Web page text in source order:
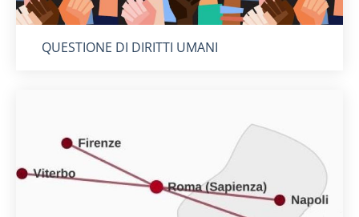
Titolo card:
QUESTIONE DI DIRITTI UMANI